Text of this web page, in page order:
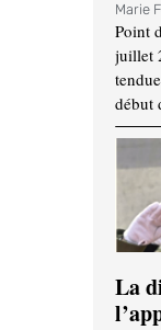
Marie
Point
juillet
début
La